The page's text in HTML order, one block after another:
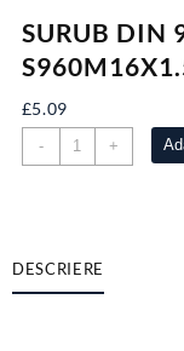
SURUB DIN
£5.09
-
Cantitate
SURUB
G10.9
NAT
+
DESCRIERE